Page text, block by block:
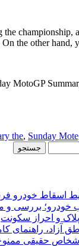
championship,
the other hand,
MotoGP
the, Sunday
خودرو فرسوده (14
و احراز سکونت
آزاد، راهنمای
حقیقی